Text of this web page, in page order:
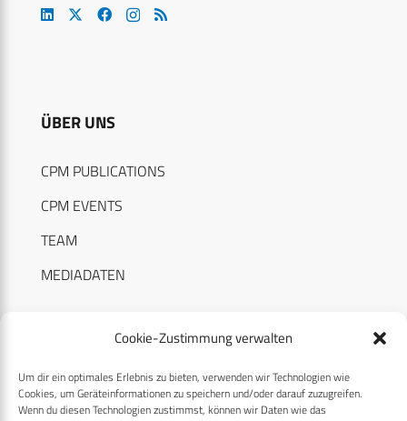
Cookie-Zustimmung verwalten
Um dir ein optimales Erlebnis zu bieten, verwenden wir Technologien wie
Cookies, um Geräteinformationen zu speichern und/oder darauf zuzugreifen.
Wenn du diesen Technologien zustimmst, können wir Daten wie das
ÜBER UNS
CPM PUBLICATIONS
CPM EVENTS
TEAM
MEDIADATEN
RECHTLICHES